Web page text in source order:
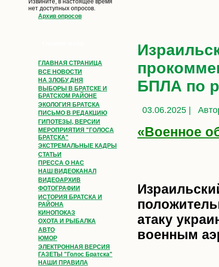
Извините, в настоящее время
нет доступных опросов.
Архив опросов
ГЛАВНАЯ СТРАНИЦА
ВСЕ НОВОСТИ
НА ЗЛОБУ ДНЯ
ВЫБОРЫ В БРАТСКЕ И
БРАТСКОМ РАЙОНЕ
ЭКОЛОГИЯ БРАТСКА
ПИСЬМО В РЕДАКЦИЮ
ГИПОТЕЗЫ, ВЕРСИИ
МЕРОПРИЯТИЯ "ГОЛОСА
БРАТСКА"
ЭКСТРЕМАЛЬНЫЕ КАДРЫ
СТАТЬИ
ПРЕССА О НАС
НАШ ВИДЕОКАНАЛ
ВИДЕОАРХИВ
ФОТОГРАФИИ
ИСТОРИЯ БРАТСКА И
РАЙОНА
КИНОПОКАЗ
ОХОТА И РЫБАЛКА
АВТО
ЮМОР
ЭЛЕКТРОННАЯ ВЕРСИЯ
ГАЗЕТЫ "Голос Братска"
НАШИ ПРАВИЛА
БПЛА по
03.06.2025 |
«Военное
атаку
военным